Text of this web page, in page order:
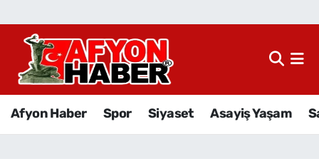
Afyon Haber Spor Siyaset Asayiş Yaşam
Afyon Haber